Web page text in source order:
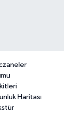
Haritası